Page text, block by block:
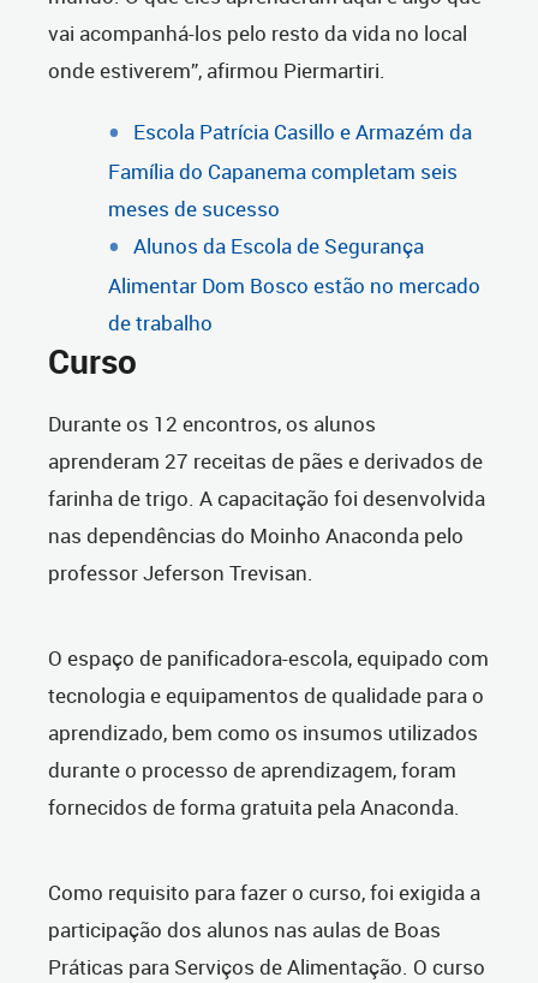
vai acompanhá-los pelo resto da vida no local
onde estiverem”, afirmou Piermartiri.
Escola Patrícia Casillo e Armazém da
Família do Capanema completam seis
meses de sucesso
Alunos da Escola de Segurança
Alimentar Dom Bosco estão no mercado
de trabalho
Curso
Durante os 12 encontros, os alunos
aprenderam 27 receitas de pães e derivados de
farinha de trigo. A capacitação foi desenvolvida
nas dependências do Moinho Anaconda pelo
professor Jeferson Trevisan.
O espaço de panificadora-escola, equipado com
tecnologia e equipamentos de qualidade para o
aprendizado, bem como os insumos utilizados
durante o processo de aprendizagem, foram
fornecidos de forma gratuita pela Anaconda.
Como requisito para fazer o curso, foi exigida a
participação dos alunos nas aulas de Boas
Práticas para Serviços de Alimentação. O curso